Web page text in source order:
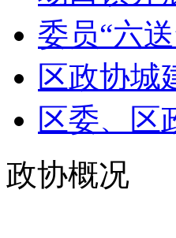
委员“六
区政协城
区委、区
政协概况